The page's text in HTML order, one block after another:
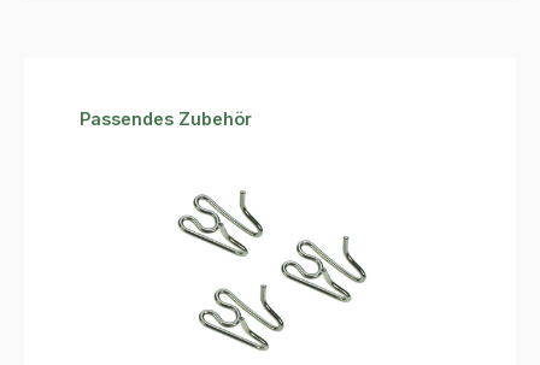
Produktgalerie überspringen
Passendes Zubehör